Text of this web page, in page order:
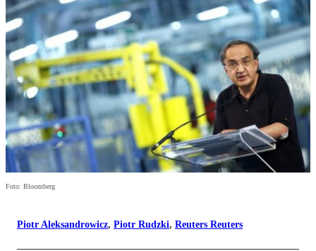
Foto: Bloomberg
Piotr Aleksandrowicz, Piotr Rudzki, Reuters Reuters